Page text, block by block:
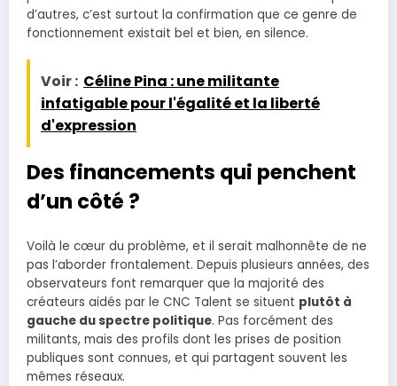
d’autres, c’est surtout la confirmation que ce genre de
fonctionnement existait bel et bien, en silence.
Voir : Céline Pina : une militante
infatigable pour l'égalité et la liberté
d'expression
Des financements qui penchent
d’un côté ?
Voilà le cœur du problème, et il serait malhonnête de ne
pas l’aborder frontalement. Depuis plusieurs années, des
observateurs font remarquer que la majorité des
créateurs aidés par le CNC Talent se situent plutôt à
gauche du spectre politique. Pas forcément des
militants, mais des profils dont les prises de position
publiques sont connues, et qui partagent souvent les
mêmes réseaux.